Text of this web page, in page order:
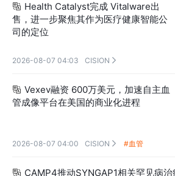
 Health Catalyst完成 Vitalware出
售，进一步聚焦其作为医疗健康智能公
司的定位
2026-08-07 04:03 CISION 
 Vexev融资 600万美元，加速自主血
管成像平台在美国的商业化进程
2026-08-07 04:00 CISION  #血管
 CAMP4推动SYNGAP1相关罕见病